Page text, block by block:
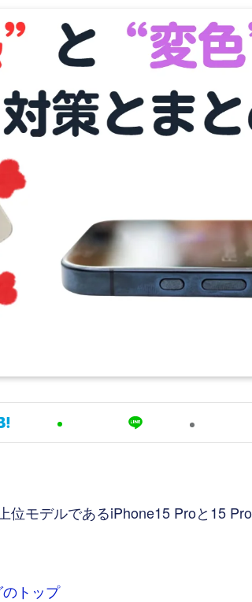
位モデルであるiPhone15 Proと15
トップ